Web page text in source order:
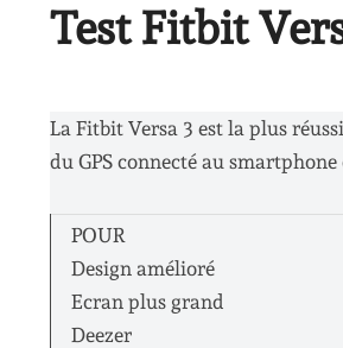
Test Fitbit
La Fitbit Versa 3 est la plus
du GPS connecté au
POUR
Design amélioré
Ecran plus grand
Deezer